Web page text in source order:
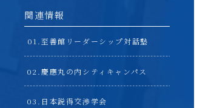
関連情報
至善館リーダーシップ対話塾
慶應丸の内シティキャンパス
日本説得交渉学会